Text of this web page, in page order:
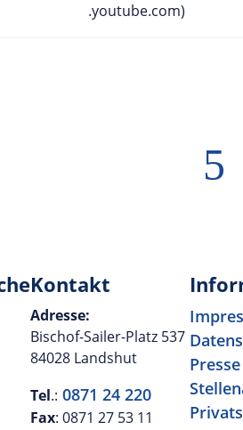
.youtube.com)
5
Kontakt
Adresse:
Bischof-Sailer-Platz 537
84028 Landshut
Tel.: 0871 24 220
Fax: 0871 27 53 11